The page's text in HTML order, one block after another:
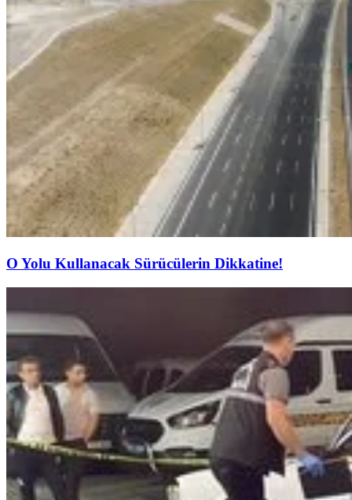
O Yolu Kullanacak Sürücülerin Dikkatine!